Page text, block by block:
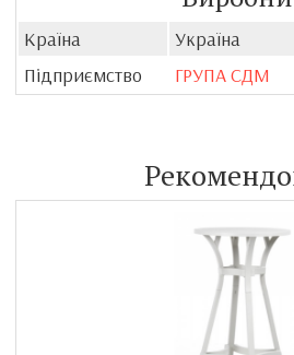
Країна
Україна
Підприємство
ГРУПА СДМ